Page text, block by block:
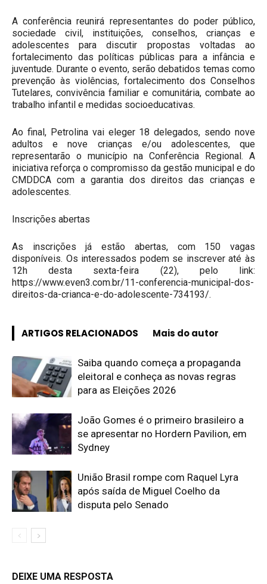
A conferência reunirá representantes do poder público,
sociedade civil, instituições, conselhos, crianças e
adolescentes para discutir propostas voltadas ao
fortalecimento das políticas públicas para a infância e
juventude. Durante o evento, serão debatidos temas como
prevenção às violências, fortalecimento dos Conselhos
Tutelares, convivência familiar e comunitária, combate ao
trabalho infantil e medidas socioeducativas.
Ao final, Petrolina vai eleger 18 delegados, sendo nove
adultos e nove crianças e/ou adolescentes, que
representarão o município na Conferência Regional. A
iniciativa reforça o compromisso da gestão municipal e do
CMDDCA com a garantia dos direitos das crianças e
adolescentes.
Inscrições abertas
As inscrições já estão abertas, com 150 vagas
disponíveis. Os interessados podem se inscrever até às
12h desta sexta-feira (22), pelo link:
https://www.even3.com.br/11-conferencia-municipal-dos-
direitos-da-crianca-e-do-adolescente-734193/.
ARTIGOS RELACIONADOS Mais do autor
Saiba quando começa a propaganda
eleitoral e conheça as novas regras
para as Eleições 2026
João Gomes é o primeiro brasileiro a
se apresentar no Hordern Pavilion, em
Sydney
União Brasil rompe com Raquel Lyra
após saída de Miguel Coelho da
disputa pelo Senado
DEIXE UMA RESPOSTA